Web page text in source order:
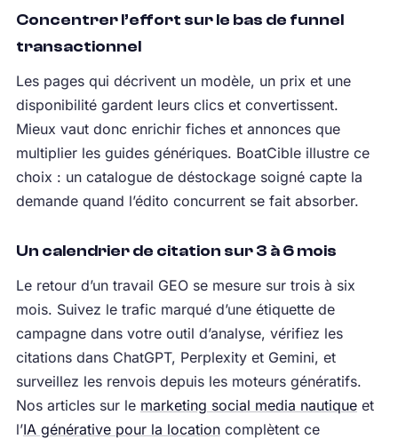
Concentrer l’effort sur le bas de funnel
transactionnel
Les pages qui décrivent un modèle, un prix et une
disponibilité gardent leurs clics et convertissent.
Mieux vaut donc enrichir fiches et annonces que
multiplier les guides génériques. BoatCible illustre ce
choix : un catalogue de déstockage soigné capte la
demande quand l’édito concurrent se fait absorber.
Un calendrier de citation sur 3 à 6 mois
Le retour d’un travail GEO se mesure sur trois à six
mois. Suivez le trafic marqué d’une étiquette de
campagne dans votre outil d’analyse, vérifiez les
citations dans ChatGPT, Perplexity et Gemini, et
surveillez les renvois depuis les moteurs génératifs.
Nos articles sur le marketing social media nautiqueet
l’IA générative pour la locationcomplètent ce